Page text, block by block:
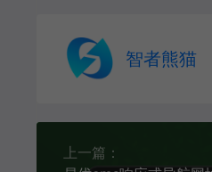
智者熊猫
上一篇：